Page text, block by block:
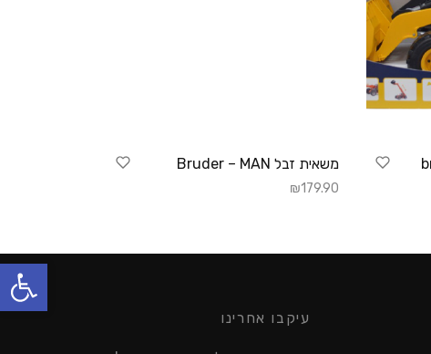
פתח סרגל נגישות
משאית זבל Bruder – MAN
₪179.90
עיקבו אחרינו